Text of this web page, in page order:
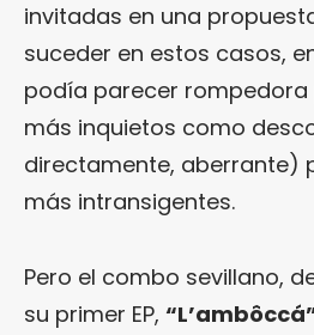
invitadas en una
suceder en estos casos,
podía parecer
más inquietos como
directamente, aberrante)
más intransigentes.
Pero el combo sevillano,
su primer EP,